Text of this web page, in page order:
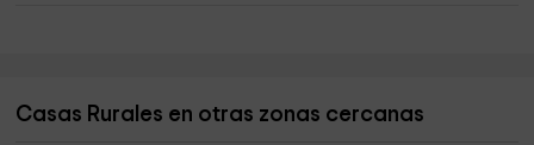
Casas Rurales en otras zonas cercanas